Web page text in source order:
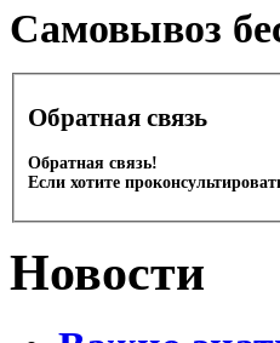
Cамовывоз
Обратная связь
Обратная связь!
Если хотите
Новости